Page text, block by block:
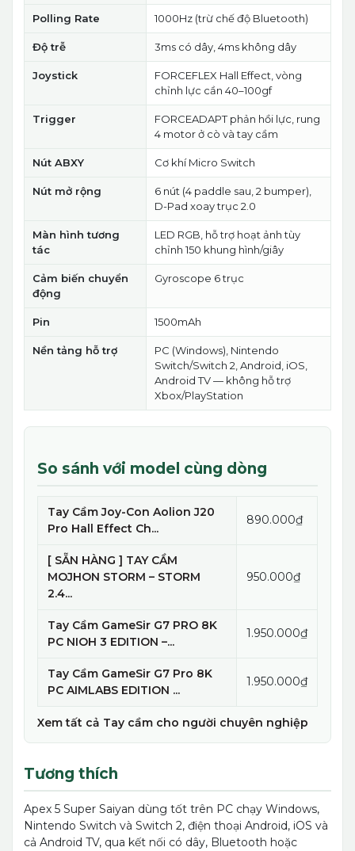
Polling Rate 1000Hz (trừ chế độ Bluetooth)
Độ trễ 3ms có dây, 4ms không dây
Joystick
FORCEFLEX Hall Effect, vòng
chỉnh lực cần 40–100gf
Trigger
FORCEADAPT phản hồi lực, rung
4 motor ở cò và tay cầm
Nút ABXY Cơ khí Micro Switch
Nút mở rộng
6 nút (4 paddle sau, 2 bumper),
D-Pad xoay trục 2.0
Màn hình tương
tác
LED RGB, hỗ trợ hoạt ảnh tùy
chỉnh 150 khung hình/giây
Cảm biến chuyển
động
Gyroscope 6 trục
Pin 1500mAh
Nền tảng hỗ trợ
PC (Windows), Nintendo
Switch/Switch 2, Android, iOS,
Android TV — không hỗ trợ
Xbox/PlayStation
So sánh với model cùng dòng
Tay Cầm Joy-Con Aolion J20
Pro Hall Effect Ch...
890.000₫
[ SẴN HÀNG ] TAY CẦM
MOJHON STORM – STORM
2.4...
950.000₫
Tay Cầm GameSir G7 PRO 8K
PC NIOH 3 EDITION –...
1.950.000₫
Tay Cầm GameSir G7 Pro 8K
PC AIMLABS EDITION ...
1.950.000₫
Xem tất cả Tay cầm cho người chuyên nghiệp
Tương thích
Apex 5 Super Saiyan dùng tốt trên PC chạy Windows,
Nintendo Switch và Switch 2, điện thoại Android, iOS và
cả Android TV, qua kết nối có dây, Bluetooth hoặc